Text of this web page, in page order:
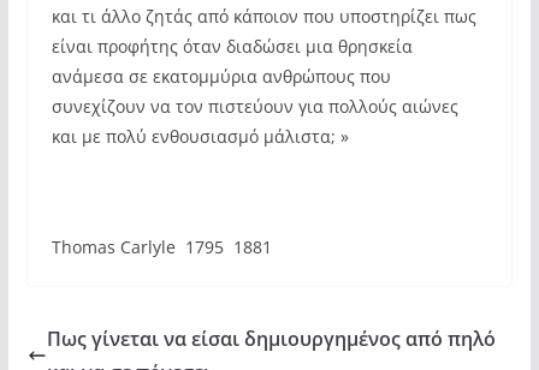
και τι άλλο ζητάς από κάποιον που υποστηρίζει πως
είναι προφήτης όταν διαδώσει μια θρησκεία
ανάμεσα σε εκατομμύρια ανθρώπους που
συνεχίζουν να τον πιστεύουν για πολλούς αιώνες
και με πολύ ενθουσιασμό μάλιστα; »
Thomas Carlyle 1795  1881
Πως γίνεται να είσαι δημιουργημένος από πηλό